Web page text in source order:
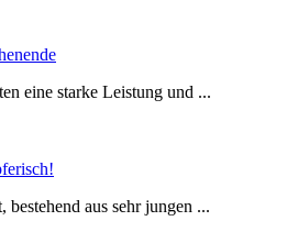
eine starke Leistung und ...
bestehend aus sehr jungen ...